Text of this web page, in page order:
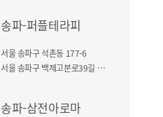
송파-퍼플테라피
서울 송파구 석촌동 177-6
서울 송파구 백제고분로39길 16, 석촌역 7번출구
송파-삼전아로마